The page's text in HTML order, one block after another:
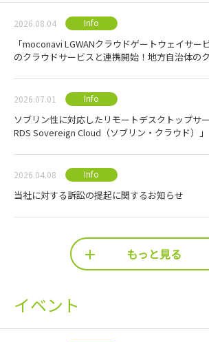
2026.08.04 Info
「moconavi LGWANクラウドゲートウェイサー
のクラウドサービスと連携開始！地方自治体の
2026.07.01 Info
ソブリン性に対応したリモートデスクトップサ
RDS Sovereign Cloud（ソブリン・クラウド）」 スタートダッシュキ
2026.04.08 Info
当社に対する訴訟の提起に関するお知らせ
もっと見る
イベント